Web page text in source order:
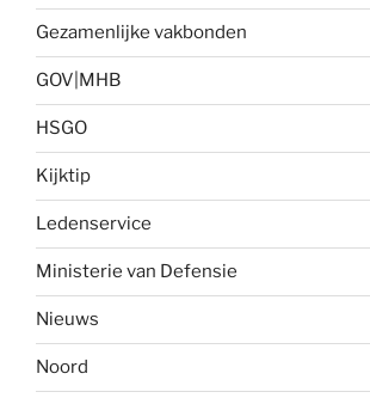
Gezamenlijke vakbonden
GOV|MHB
HSGO
Kijktip
Ledenservice
Ministerie van Defensie
Nieuws
Noord